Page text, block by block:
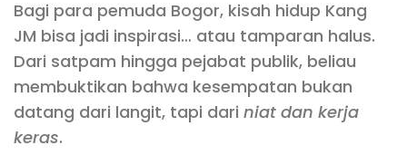
Bagi para pemuda Bogor, kisah hidup Kang
JM bisa jadi inspirasi… atau tamparan halus.
Dari satpam hingga pejabat publik, beliau
membuktikan bahwa kesempatan bukan
datang dari langit, tapi dari niat dan kerja
keras.